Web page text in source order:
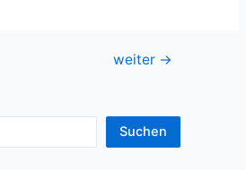
weiter →
Suchen